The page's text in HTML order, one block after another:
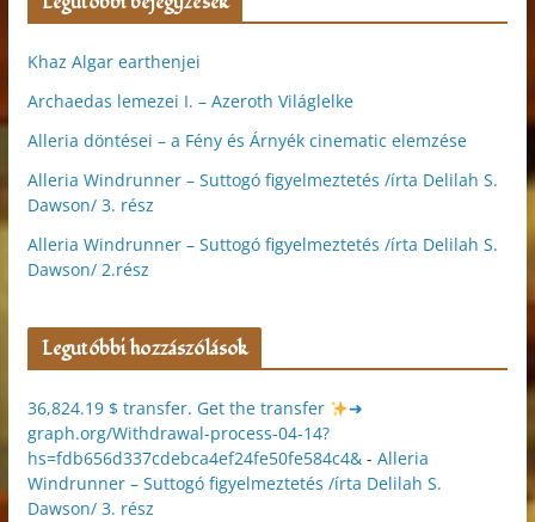
Khaz Algar earthenjei
Archaedas lemezei I. – Azeroth Világlelke
Alleria döntései – a Fény és Árnyék cinematic elemzése
Alleria Windrunner – Suttogó figyelmeztetés /írta Delilah S.
Dawson/ 3. rész
Alleria Windrunner – Suttogó figyelmeztetés /írta Delilah S.
Dawson/ 2.rész
Legutóbbi hozzászólások
36,824.19 $ transfer. Get the transfer
➜
graph.org/Withdrawal-process-04-14?
hs=fdb656d337cdebca4ef24fe50fe584c4&- Alleria
Windrunner – Suttogó figyelmeztetés /írta Delilah S.
Dawson/ 3. rész